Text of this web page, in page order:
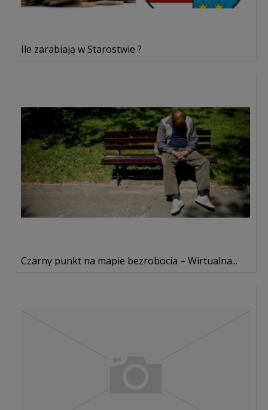
Ile zarabiają w Starostwie ?
Czarny punkt na mapie bezrobocia – Wirtualna...